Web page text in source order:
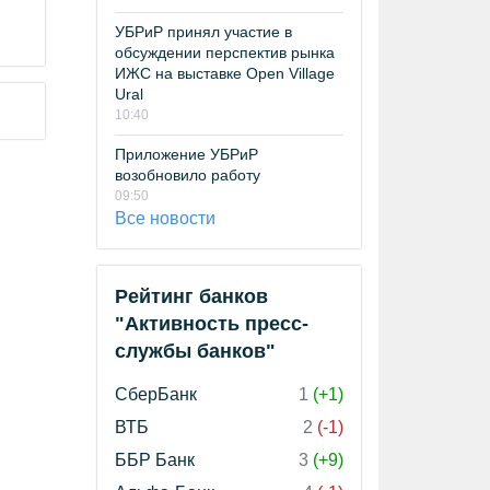
УБРиР принял участие в
обсуждении перспектив рынка
ИЖС на выставке Open Village
Ural
10:40
Приложение УБРиР
возобновило работу
09:50
Все новости
Рейтинг банков
"Активность пресс-
службы банков"
СберБанк 1 (+1)
ВТБ
2 (-1)
ББР Банк
3 (+9)